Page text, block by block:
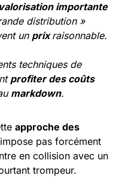
importante
distribution »
un prixraisonnable.
techniques de
profiter des coûts
markdown.
approche des
pas forcément
en collision avec un
trompeur.